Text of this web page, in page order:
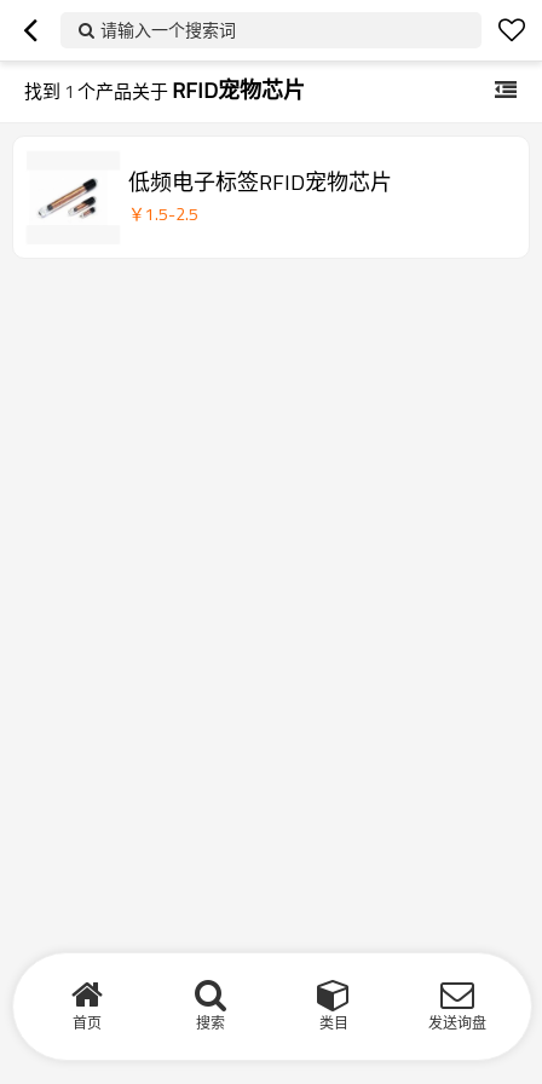
请输入一个搜索词
找到 1 个产品关于RFID宠物芯片
低频电子标签RFID宠物芯片
￥1.5-2.5
首页 搜索 类目 发送询盘